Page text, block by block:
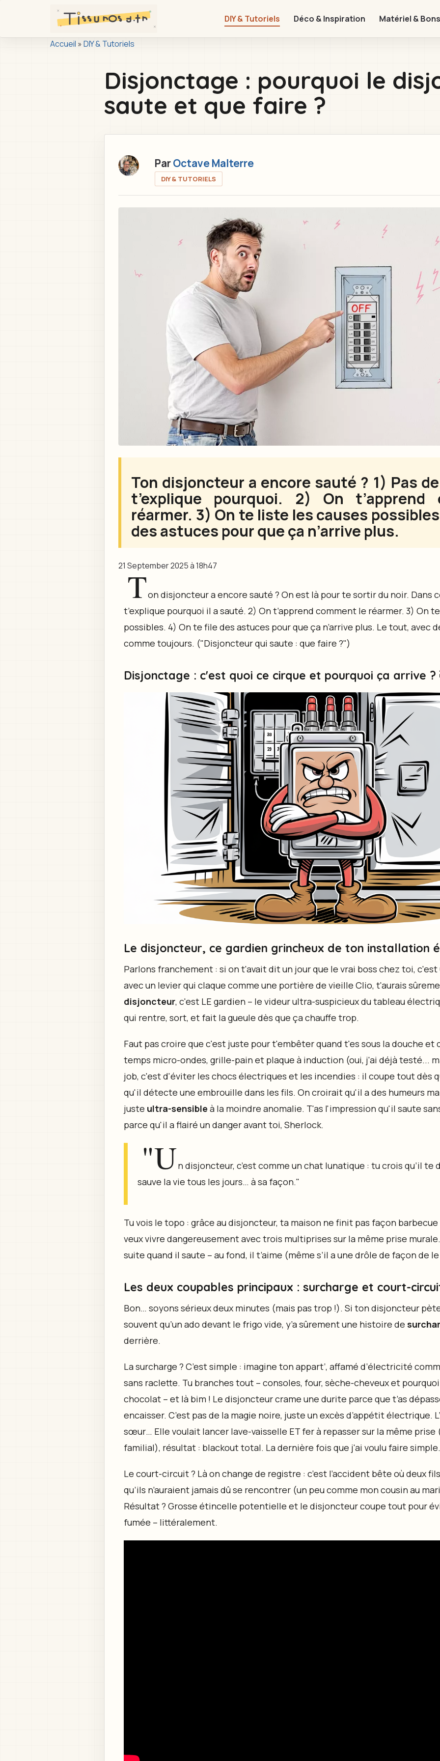
DIY & Tutoriels Déco & Inspiration Matériel &
You
Accueil »DIY & Tutoriels
Disjonctage : pourquoi le
saute et que faire ?
ParOctave Malterre
DIY & TUTORIELS
Ton disjoncteur a encore sauté ? 1) Pas
t’explique pourquoi. 2) On t’apprend
réarmer. 3) On te liste les causes
des astuces pour que ça n’arrive plus.
21 September 2025 à 18h47
Ton disjoncteur a encore sauté ? On est là pour te sortir du noir. Dans
t’explique pourquoi il a sauté. 2) On t’apprend comment le réarmer. 3) On
possibles. 4) On te file des astuces pour que ça n’arrive plus. Le tout, avec
comme toujours. ("Disjoncteur qui saute : que faire ?")
Disjonctage : c'est quoi ce cirque et pourquoi ça arrive ?
Le disjoncteur, ce gardien grincheux de ton installation
Parlons franchement : si on t'avait dit un jour que le vrai boss chez toi,
avec un levier qui claque comme une portière de vieille Clio, t'aurais
disjoncteur, c'est LE gardien – le videur ultra-suspicieux du tableau
qui rentre, sort, et fait la gueule dès que ça chauffe trop.
Faut pas croire que c'est juste pour t'embêter quand t'es sous la douche et
temps micro-ondes, grille-pain et plaque à induction (oui, j'ai déjà testé...
job, c'est d'éviter les chocs électriques et les incendies : il coupe tout dès
qu'il détecte une embrouille dans les fils. On croirait qu'il a des humeurs
juste ultra-sensible à la moindre anomalie. T'as l'impression qu'il saute
parce qu'il a flairé un danger avant toi, Sherlock.
"Un disjoncteur, c’est comme un chat lunatique : tu crois qu’il te
sauve la vie tous les jours… à sa façon."
Tu vois le topo : grâce au disjoncteur, ta maison ne finit pas façon
veux vivre dangereusement avec trois multiprises sur la même prise
suite quand il saute – au fond, il t’aime (même s’il a une drôle de façon de
Les deux coupables principaux : surcharge et court-
Bon… soyons sérieux deux minutes (mais pas trop !). Si ton disjoncteur
souvent qu’un ado devant le frigo vide, y’a sûrement une histoire de
derrière.
La surcharge ? C’est simple : imagine ton appart’, affamé d’électricité
sans raclette. Tu branches tout – consoles, four, sèche-cheveux et
chocolat – et là bim ! Le disjoncteur crame une durite parce que t’as
encaisser. C’est pas de la magie noire, juste un excès d’appétit électrique.
sœur… Elle voulait lancer lave-vaisselle ET fer à repasser sur la même prise
familial), résultat : blackout total. La dernière fois que j'ai voulu faire
Le court-circuit ? Là on change de registre : c’est l’accident bête où deux
qu’ils n’auraient jamais dû se rencontrer (un peu comme mon cousin au
Résultat ? Grosse étincelle potentielle et le disjoncteur coupe tout pour
fumée – littéralement.